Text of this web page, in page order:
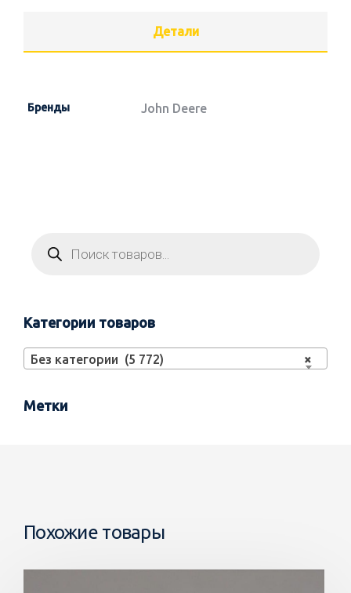
Детали
Бренды John Deere
Категории товаров
×
Без категории (5 772)
Метки
Похожие товары